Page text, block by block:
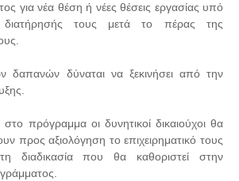
για νέα θέση ή νέες θέσεις εργασίας υπό
τους μετά το πέρας της
δαπανών δύναται να ξεκινήσει από την
στο πρόγραμμα οι δυνητικοί δικαιούχοι θα
προς αξιολόγηση το επιχειρηματικό τους
διαδικασία που θα καθοριστεί στην